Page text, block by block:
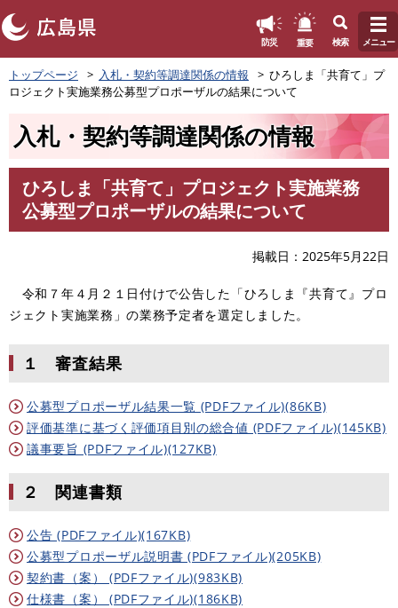
ペ
ー
ジ
防災 重要 検索 メニュー
トップページ 入札・契約等調達関係の情報
ひろしま「共育て」プ
ロジェクト実施業務公募型プロポーザルの結果について
入札・契約等調達関係の情報
ひろしま「共育て」プロジェクト実施業務
公募型プロポーザルの結果について
掲載日 2025年5月22日
令和７年４月２１日付けで公告した「ひろしま『共育て』プロ
ジェクト実施業務」の業務予定者を選定しました。
１ 審査結果
公募型プロポーザル結果一覧 (PDFファイル)(86KB)
評価基準に基づく評価項目別の総合値 (PDFファイル)(145KB)
議事要旨 (PDFファイル)(127KB)
２ 関連書類
公告 (PDFファイル)(167KB)
公募型プロポーザル説明書 (PDFファイル)(205KB)
契約書（案） (PDFファイル)(983KB)
仕様書（案） (PDFファイル)(186KB)